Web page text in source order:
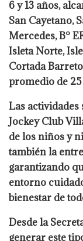
6 y 13 años,
San Cayetano,
Mercedes, B°
Isleta Norte,
Cortada
promedio de
Las
Jockey Club
de los niños y
también la
garantizando
entorno
bienestar de
Desde la
generar este